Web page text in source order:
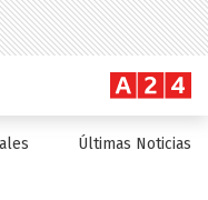
Últimas Noticias